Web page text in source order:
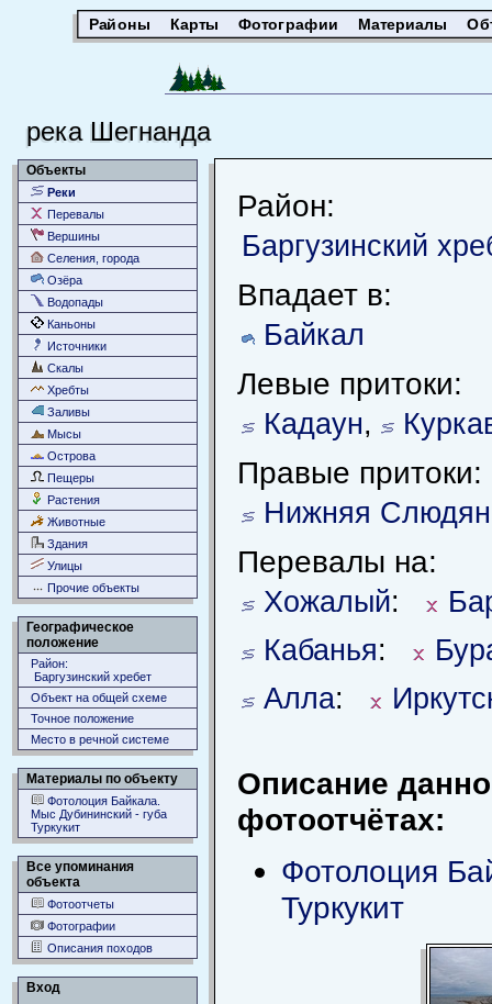
Районы Карты Фотографии Материалы
река Шегнанда
Объекты
Реки
Перевалы
Вершины
Селения, города
Озёра
Водопады
Каньоны
Источники
Скалы
Хребты
Заливы
Мысы
Острова
Пещеры
Растения
Животные
Здания
Улицы
Прочие объекты
Географическое
положение
Район:
Баргузинский хребет
Объект на общей схеме
Точное положение
Место в речной системе
Материалы по объекту
Фотолоция Байкала.
Мыс Дубининский - губа
Туркукит
Все упоминания
объекта
Фотоотчеты
Фотографии
Описания походов
Вход
Район:
Баргузинский
Впадает в:
Байкал
Левые притоки:
Кадаун,
Правые притоки:
Нижняя
Перевалы на:
Хожалый:
Кабанья:
Алла:
Описание
фотоотчётах:
Фотолоция
Туркукит